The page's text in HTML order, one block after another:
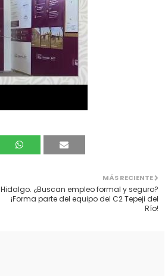
MÁS RECIENTE
Hidalgo. ¿Buscan empleo formal y seguro?
¡Forma parte del equipo del C2 Tepeji del
Río!